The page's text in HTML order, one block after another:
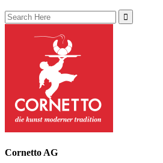
Search
for:
Cornetto AG